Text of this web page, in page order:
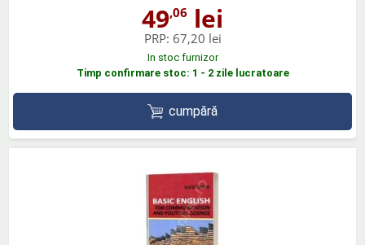
49,06 lei
PRP: 67,20 lei
In stoc furnizor
Timp confirmare stoc: 1 - 2 zile lucratoare
cumpără